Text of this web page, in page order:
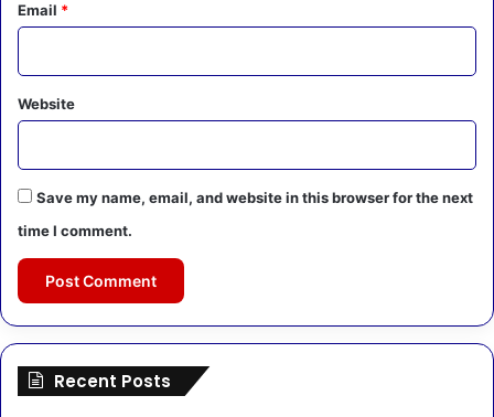
Email *
Website
Save my name, email, and website in this browser for the next
time I comment.
Recent Posts